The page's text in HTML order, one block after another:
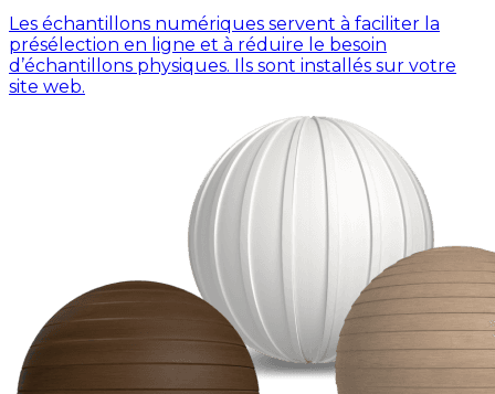
Les échantillons numériques servent à faciliter la
présélection en ligne et à réduire le besoin
d’échantillons physiques. Ils sont installés sur votre
site web.